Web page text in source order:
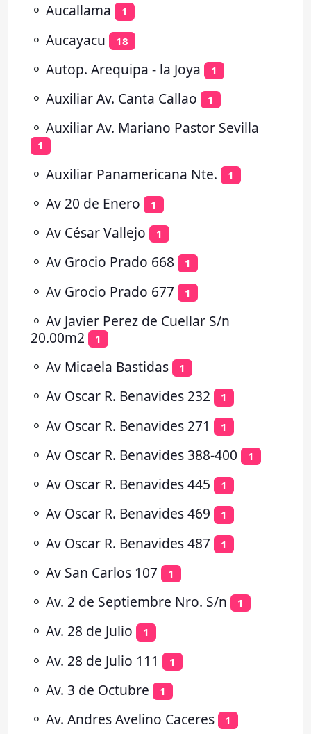
⚬ Aucallama 1
⚬ Aucayacu 18
⚬ Autop. Arequipa - la Joya 1
⚬ Auxiliar Av. Canta Callao 1
⚬ Auxiliar Av. Mariano Pastor Sevilla
1
⚬ Auxiliar Panamericana Nte. 1
⚬ Av 20 de Enero 1
⚬ Av César Vallejo 1
⚬ Av Grocio Prado 668 1
⚬ Av Grocio Prado 677 1
⚬ Av Javier Perez de Cuellar S/n
20.00m2
1
⚬ Av Micaela Bastidas 1
⚬ Av Oscar R. Benavides 232 1
⚬ Av Oscar R. Benavides 271 1
⚬ Av Oscar R. Benavides 388-400 1
⚬ Av Oscar R. Benavides 445 1
⚬ Av Oscar R. Benavides 469 1
⚬ Av Oscar R. Benavides 487 1
⚬ Av San Carlos 107 1
⚬ Av. 2 de Septiembre Nro. S/n 1
⚬ Av. 28 de Julio 1
⚬ Av. 28 de Julio 111 1
⚬ Av. 3 de Octubre 1
⚬ Av. Andres Avelino Caceres 1